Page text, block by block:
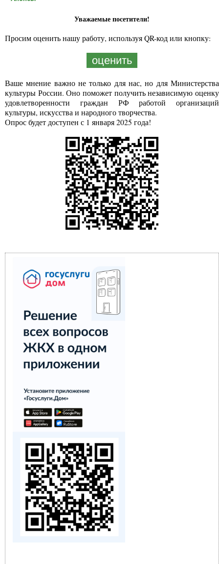
Уважаемые посетители!
Просим оценить нашу работу, используя QR-код или кнопку:
оценить
Ваше мнение важно не только для нас, но для Министерства
культуры России. Оно поможет получить независимую оценку
удовлетворенности граждан РФ работой организаций
культуры, искусства и народного творчества.
Опрос будет доступен с 1 января 2025 года!